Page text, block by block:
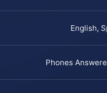
English,
Phones